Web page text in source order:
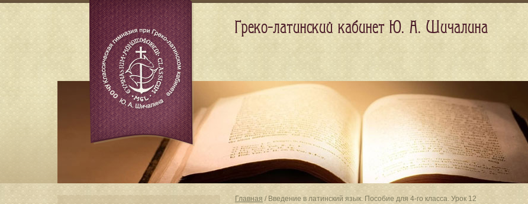
Главная / Введение в латинский язык. Пособие для 4-го класса. Урок 12
Греко-латинский кабинет Ю. А. Шичалина